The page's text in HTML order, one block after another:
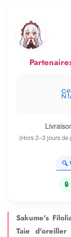
(Hors 2–3 jours
🔍
Sakume's
Taie